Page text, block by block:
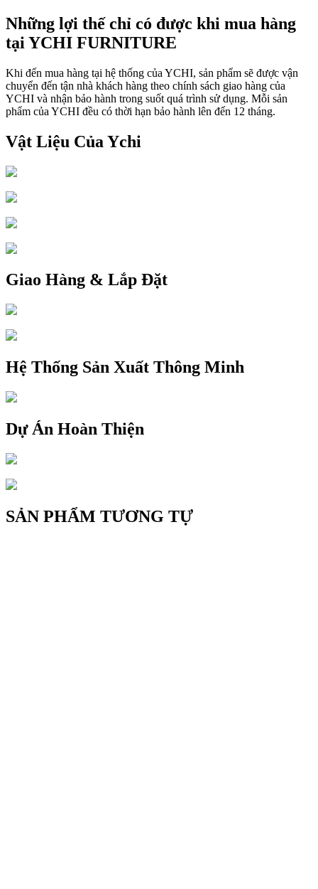
Những lợi thế chỉ có được khi mua hàng
tại YCHI FURNITURE
Khi đến mua hàng tại hệ thống của YCHI, sản phẩm sẽ được vận
chuyển đến tận nhà khách hàng theo chính sách giao hàng của
YCHI và nhận bảo hành trong suốt quá trình sử dụng. Mỗi sản
phẩm của YCHI đều có thời hạn bảo hành lên đến 12 tháng.
Vật Liệu Của Ychi
Giao Hàng & Lắp Đặt
Hệ Thống Sản Xuất Thông Minh
Dự Án Hoàn Thiện
SẢN PHẨM TƯƠNG TỰ